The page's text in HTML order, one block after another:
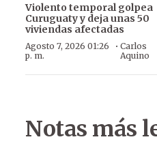
Violento temporal golpea
Curuguaty y deja unas 50
viviendas afectadas
Agosto 7, 2026 01:26
p. m.
· Carlos
Aquino
Notas más